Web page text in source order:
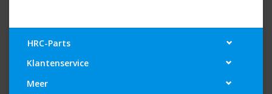
• Breedte: 405 mm
• Hoogte: 260 mm
• Gewicht: 10,2 kg
HRC-Parts
Klantenservice
Meer